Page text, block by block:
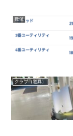
数値
クラブ（道具）